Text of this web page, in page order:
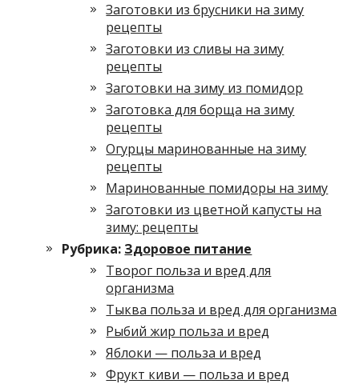
Заготовки из брусники на зиму
рецепты
Заготовки из сливы на зиму
рецепты
Заготовки на зиму из помидор
Заготовка для борща на зиму
рецепты
Огурцы маринованные на зиму
рецепты
Маринованные помидоры на зиму
Заготовки из цветной капусты на
зиму: рецепты
Рубрика: Здоровое питание
Творог польза и вред для
организма
Тыква польза и вред для организма
Рыбий жир польза и вред
Яблоки — польза и вред
Фрукт киви — польза и вред